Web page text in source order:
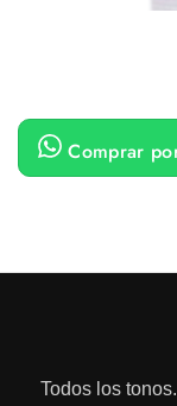
Comprar
Todos los